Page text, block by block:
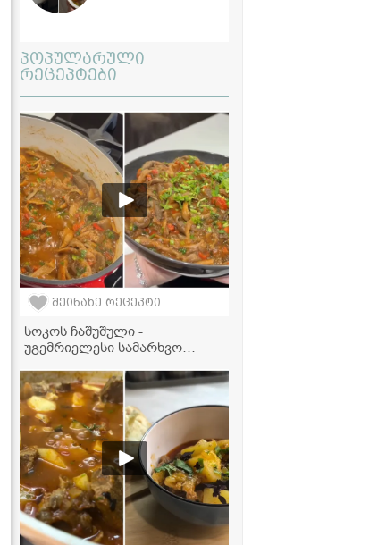
პოპულარული
რეცეპტები
შეინახე რეცეპტი
სოკოს ჩაშუშული -
უგემრიელესი სამარხვო
უმარტივესად მზადდება